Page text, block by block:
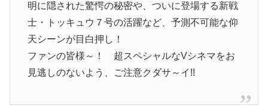
明に隠された驚愕の秘密や、ついに登場する新戦
士・トッキュウ７号の活躍など、予測不可能な仰
天シーンが目白押し！
ファンの皆様～！ 超スペシャルなVシネマをお
見逃しのないよう、ご注意クダサ～イ!!